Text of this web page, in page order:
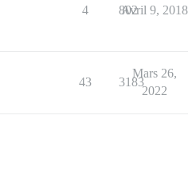
4 802
Avril 9, 2018
43 3183
Mars 26,
2022